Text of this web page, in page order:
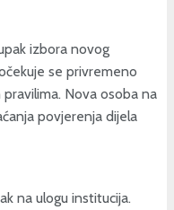
izbora novog
se privremeno
Nova osoba na
povjerenja dijela
na ulogu institucija.